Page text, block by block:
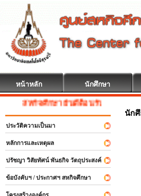
หน้าหลัก นักศึกษา
สหกิจศึกษา ยินดีต้อนรับ
ประวัติความเป็นมา
หลักการและเหตุผล
ปรัชญา วิสัยทัศน์ พันธกิจ วัตถุประสงค์
ข้อบังคับฯ / ประกาศฯ สหกิจศึกษา
นัก